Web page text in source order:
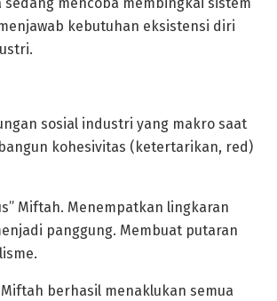
kebutuhan eksistensi diri
sosial industri yang makro saat
kohesivitas (ketertarikan, red)
Miftah. Menempatkan lingkaran
panggung. Membuat putaran
Miftah berhasil menaklukan semua